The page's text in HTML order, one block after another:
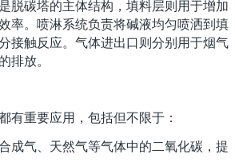
脱碳塔的主体结构，填料层则用于增加
率。喷淋系统负责将碱液均匀喷洒到填
接触反应。气体进出口则分别用于烟气
排放。
有重要应用，包括但不限于：
成气、天然气等气体中的二氧化碳，提